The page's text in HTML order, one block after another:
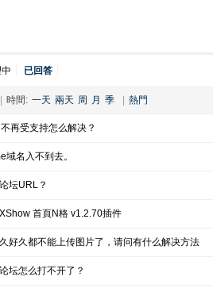
已回答
時間: 一天 兩天 周 月 季 熱門
再受支持怎么解决？
域名入不到去。
坛URL？
首頁N格 v1.2.70插件
好久都不能上传图片了，请问有什么解决方法
坛怎么打不开了？